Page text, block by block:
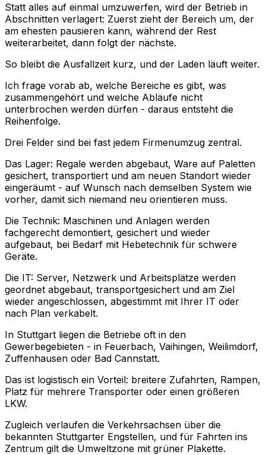
Statt alles auf einmal umzuwerfen, wird der Betrieb in
Abschnitten verlagert: Zuerst zieht der Bereich um, der
am ehesten pausieren kann, während der Rest
weiterarbeitet, dann folgt der nächste.
So bleibt die Ausfallzeit kurz, und der Laden läuft weiter.
Ich frage vorab ab, welche Bereiche es gibt, was
zusammengehört und welche Abläufe nicht
unterbrochen werden dürfen - daraus entsteht die
Reihenfolge.
Drei Felder sind bei fast jedem Firmenumzug zentral.
Das Lager: Regale werden abgebaut, Ware auf Paletten
gesichert, transportiert und am neuen Standort wieder
eingeräumt - auf Wunsch nach demselben System wie
vorher, damit sich niemand neu orientieren muss.
Die Technik: Maschinen und Anlagen werden
fachgerecht demontiert, gesichert und wieder
aufgebaut, bei Bedarf mit Hebetechnik für schwere
Geräte.
Die IT: Server, Netzwerk und Arbeitsplätze werden
geordnet abgebaut, transportgesichert und am Ziel
wieder angeschlossen, abgestimmt mit Ihrer IT oder
nach Plan verkabelt.
In Stuttgart liegen die Betriebe oft in den
Gewerbegebieten - in Feuerbach, Vaihingen, Weilimdorf,
Zuffenhausen oder Bad Cannstatt.
Das ist logistisch ein Vorteil: breitere Zufahrten, Rampen,
Platz für mehrere Transporter oder einen größeren
LKW.
Zugleich verlaufen die Verkehrsachsen über die
bekannten Stuttgarter Engstellen, und für Fahrten ins
Zentrum gilt die Umweltzone mit grüner Plakette.